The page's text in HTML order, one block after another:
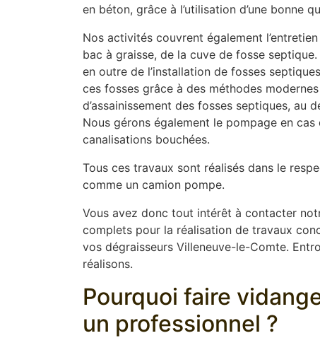
en béton, grâce à l’utilisation d’une bonne
Nos activités couvrent également
bac à graisse, de la cuve de fosse
en outre de l’installation de fosses
ces fosses grâce à des méthodes
d’assainissement des fosses septiques, au
Nous gérons également le pompage en
canalisations bouchées.
Tous ces travaux sont réalisés dans le
comme un camion pompe.
Vous avez donc tout intérêt à contacter
complets pour la réalisation de travaux
vos dégraisseurs Villeneuve-le-Comte.
réalisons.
Pourquoi faire
un professionnel ?